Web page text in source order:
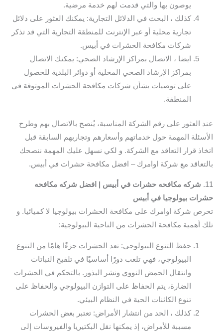
يوصون بها والتي قدمت لهم خدمة مرضية.
كذلك ، البحث في الدلائل التجارية: يمكنك العثور على دلائل
تجارية محلية أو عبر الإنترنت للمنطقة التجارية التي قد تذكر
شركات مكافحة الحشرات في أبيس.
ايضا ، الاتصال بمراكز الإرشاد الصحي: يمكنك الاتصال
بمراكز الإرشاد الصحي المحلية أو دوائر البلدية للحصول
على توصيات بشأن شركات مكافحة الحشرات الموثوقة في
المنطقة.
عند العثور على رقم الشركة المناسبة، يُنصح بالاتصال بهم وطرح
الأسئلة المهمة حول خدماتهم وأسعارهم وتجاربهم السابقة قبل
اتخاذ قرار التعاقد مع الشركة. و لكي نسهل عليك المهمة ننصحك
بالتعاقد مع شركة اوامرك – افضل مكافحة حشرات في أبيس.
11.
شركه مكافحه حشرات في أبيس | افضل شركه مكافحه
حشرات بيولوجيا في أبيس
تحرص شركة اوامرك على مكافحة الحشرات بيولوجيا لا كميائيا. و
تلك أهمية مكافحة الحشرات من الناحية البيولوجية:
حفظ التنوع البيولوجي: تعد الحشرات جزءًا هامًا من التنوع
البيولوجي، فهي تلعب دورًا أساسيًا في تلقيح النباتات
وانتقال الحمض النووي ونشر البذور. بالتحكم في الحشرات
الضارة، يتم الحفاظ على التوازن البيولوجي والحفاظ على
تنوع الكائنات الحية في النظام البيئي.
كذلك ، الحد من انتشار الأمراض: تعتبر بعض الحشرات
مسببة للأمراض، إذ يمكنها نقل البكتيريا والفيروسات إلى